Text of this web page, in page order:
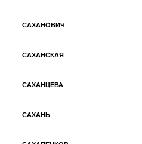
САХАНОВИЧ
САХАНСКАЯ
САХАНЦЕВА
САХАНЬ